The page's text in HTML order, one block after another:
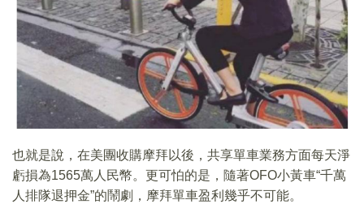
也就是說，在美團收購摩拜以後，共享單車業務方面每天淨
虧損為1565萬人民幣。更可怕的是，隨著OFO小黃車“千萬
人排隊退押金”的鬧劇，摩拜單車盈利幾乎不可能。